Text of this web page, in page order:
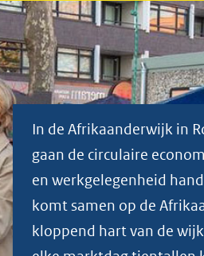
De
Rotterdamse
de
sociale
effecten
In de Afrikaanderwijk in
gaan de circulaire
en werkgelegenheid
komt samen op de
kloppend hart van de